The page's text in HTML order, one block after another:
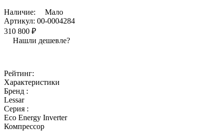
Наличие:
Мало
Артикул: 00-0004284
310 800 ₽
Нашли дешевле?
Рейтинг:
Характеристики
Бренд :
Lessar
Серия :
Eco Energy Inverter
Компрессор